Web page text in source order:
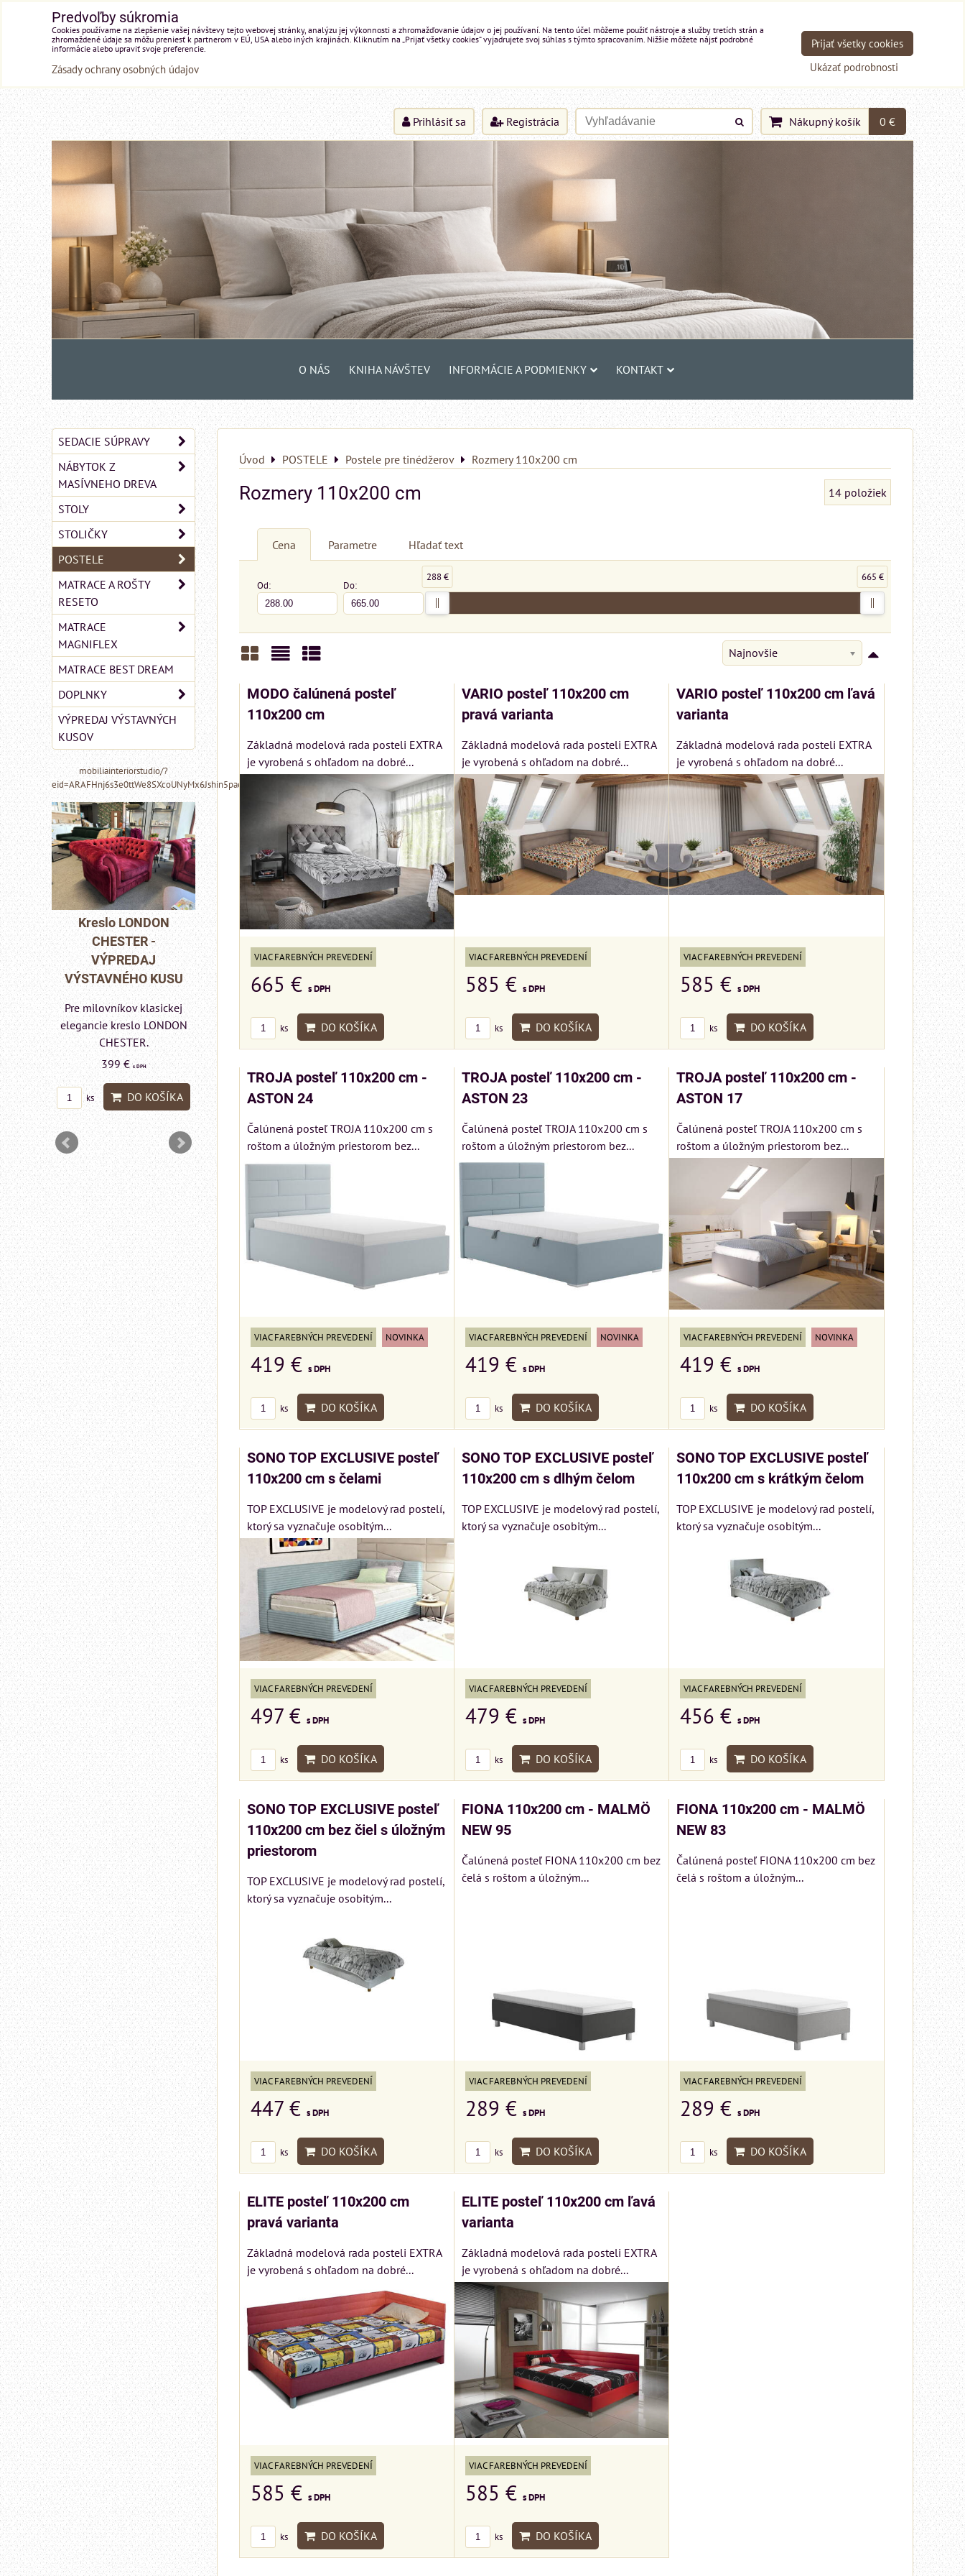
Prihlásiť sa Registrácia Nákupný košík 0 €
O NÁS KNIHA NÁVŠTEV INFORMÁCIE A PODMIENKY KONTAKT
Úvod POSTELE Postele pre tinédžerov Rozmery 110x200 cm
Rozmery 110x200 cm 14 položiek
Cena Parametre Hľadať text
Od: Do:
288 € 665 €
Mriežka
Najnovšie
MODO čalúnená posteľ
110x200 cm
Základná modelová rada posteli EXTRA
je vyrobená s ohľadom na dobré...
VIAC FAREBNÝCH PREVEDENÍ
665 € s DPH
ks DO KOŠÍKA
VARIO posteľ 110x200 cm
pravá varianta
Základná modelová rada posteli EXTRA
je vyrobená s ohľadom na dobré...
VIAC FAREBNÝCH PREVEDENÍ
585 € s DPH
ks DO KOŠÍKA
VARIO posteľ 110x200 cm ľavá
varianta
Základná modelová rada posteli EXTRA
je vyrobená s ohľadom na dobré...
VIAC FAREBNÝCH PREVEDENÍ
585 €s DPH
ks DO KOŠÍKA
TROJA posteľ 110x200 cm -
ASTON 24
Čalúnená posteľ TROJA 110x200 cm s
roštom a úložným priestorom bez...
VIAC FAREBNÝCH PREVEDENÍ NOVINKA
419 € s DPH
ks DO KOŠÍKA
TROJA posteľ 110x200 cm -
ASTON 23
Čalúnená posteľ TROJA 110x200 cm s
roštom a úložným priestorom bez...
VIAC FAREBNÝCH PREVEDENÍ NOVINKA
419 € s DPH
ks DO KOŠÍKA
TROJA posteľ 110x200 cm -
ASTON 17
Čalúnená posteľ TROJA 110x200 cm s
roštom a úložným priestorom bez...
VIAC FAREBNÝCH PREVEDENÍ NOVINKA
419 €s DPH
ks DO KOŠÍKA
SONO TOP EXCLUSIVE posteľ
110x200 cm s čelami
TOP EXCLUSIVE je modelový rad postelí,
ktorý sa vyznačuje osobitým...
VIAC FAREBNÝCH PREVEDENÍ
497 € s DPH
ks DO KOŠÍKA
SONO TOP EXCLUSIVE posteľ
110x200 cm s dlhým čelom
TOP EXCLUSIVE je modelový rad postelí,
ktorý sa vyznačuje osobitým...
VIAC FAREBNÝCH PREVEDENÍ
479 € s DPH
ks DO KOŠÍKA
SONO TOP EXCLUSIVE posteľ
110x200 cm s krátkým čelom
TOP EXCLUSIVE je modelový rad postelí,
ktorý sa vyznačuje osobitým...
VIAC FAREBNÝCH PREVEDENÍ
456 €s DPH
ks DO KOŠÍKA
SONO TOP EXCLUSIVE posteľ
110x200 cm bez čiel s úložným
priestorom
TOP EXCLUSIVE je modelový rad postelí,
ktorý sa vyznačuje osobitým...
VIAC FAREBNÝCH PREVEDENÍ
447 € s DPH
ks DO KOŠÍKA
FIONA 110x200 cm - MALMÖ
NEW 95
Čalúnená posteľ FIONA 110x200 cm bez
čelá s roštom a úložným...
VIAC FAREBNÝCH PREVEDENÍ
289 € s DPH
ks DO KOŠÍKA
FIONA 110x200 cm - MALMÖ
NEW 83
Čalúnená posteľ FIONA 110x200 cm bez
čelá s roštom a úložným...
VIAC FAREBNÝCH PREVEDENÍ
289 €s DPH
ks DO KOŠÍKA
ELITE posteľ 110x200 cm
pravá varianta
Základná modelová rada posteli EXTRA
je vyrobená s ohľadom na dobré...
VIAC FAREBNÝCH PREVEDENÍ
585 € s DPH
ks DO KOŠÍKA
ELITE posteľ 110x200 cm ľavá
varianta
Základná modelová rada posteli EXTRA
je vyrobená s ohľadom na dobré...
VIAC FAREBNÝCH PREVEDENÍ
585 € s DPH
ks DO KOŠÍKA
SEDACIE SÚPRAVY
NÁBYTOK Z
MASÍVNEHO DREVA
STOLY
STOLIČKY
POSTELE
MATRACE A ROŠTY
RESETO
MATRACE
MAGNIFLEX
MATRACE BEST DREAM
DOPLNKY
VÝPREDAJ VÝSTAVNÝCH
KUSOV
mobiliainteriorstudio/?
eid=ARAFHnj6s3e0ttWe8SXcoUNyMx6Jshin5paeoIhbe48iQHTkYZ6Xf6xwwJSZBzuPmlN9Fp3bbTLrTV34
-
KUSU
klasickej
LONDON
€ s DPH
DO KOŠÍKA
MIZAR - talianský
matrac 175x200 cm
Matrac MIZAR od
talianskeho systému
Rinaldi Bed System
ponúka...
699 € s DPH
ks DO KOŠÍKA
Pohovka LONDON
VÝPREDAJ
VÝSTAVNÉHO KUSU
elegancie kreslo a
pohovka LONDON
599 € s DPH
Kreslo LONDON
VÝPREDAJ
VÝSTAVNÉHO KUSU
elegancie kreslo LONDON
CHESTER.
DO KOŠÍKA
MIZAR - talianský
talianskeho systému
699 €
ks DO KOŠÍKA
Predvoľby súkromia
Cookies používame na zlepšenie vašej návštevy tejto webovej stránky, analýzu jej výkonnosti a zhromažďovanie údajov o jej používaní. Na tento účel môžeme použiť nástroje a služby tretích strán a
zhromaždené údaje sa môžu preniesť k partnerom v EÚ, USA alebo iných krajinách. Kliknutím na „Prijať všetky cookies“ vyjadrujete svoj súhlas s týmto spracovaním. Nižšie môžete nájsť podrobné
informácie alebo upraviť svoje preferencie.
Zásady ochrany osobných údajov Ukázať podrobnosti
Prijať všetky cookies